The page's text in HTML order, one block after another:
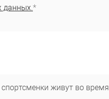
данных.*
живут во время